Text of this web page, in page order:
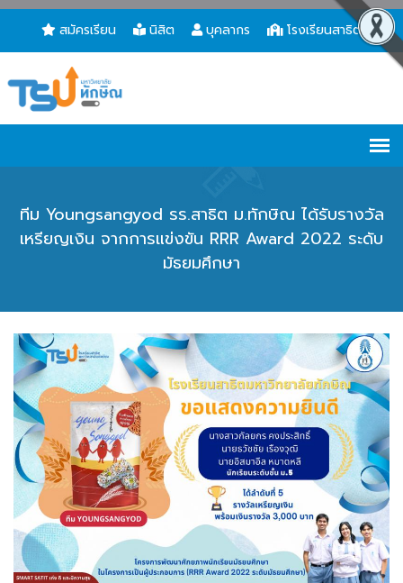
สมัครเรียน นิสิต บุคลากร โรงเรียนสาธิต
ทีม Youngsangyod รร.สาธิต ม.ทักษิณ ได้รับรางวัล
เหรียญเงิน จากการแข่งขัน RRR Award 2022 ระดับ
มัธยมศึกษา